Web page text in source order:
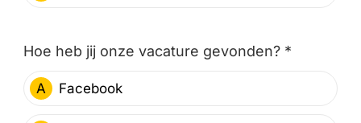
Hoe heb jij onze vacature gevonden? *
A Facebook